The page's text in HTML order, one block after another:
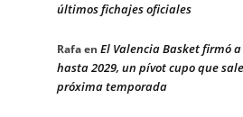
últimos fichajes oficiales
Rafaen El Valencia Basket firmó
hasta 2029, un pívot cupo que
próxima temporada